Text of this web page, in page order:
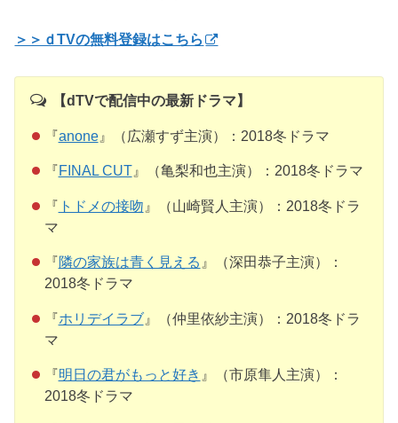
＞＞ｄTVの無料登録はこちら
【dTVで配信中の最新ドラマ】
『anone』（広瀬すず主演）：2018冬ドラマ
『FINAL CUT』（亀梨和也主演）：2018冬ドラマ
『 トドメの接吻 』（山崎賢人主演）：2018冬ドラ
マ
『隣の家族は青く見える 』（深田恭子主演）：
2018冬ドラマ
『ホリデイラブ』（仲里依紗主演）：2018冬ドラ
マ
『明日の君がもっと好き 』（市原隼人主演）：
2018冬ドラマ